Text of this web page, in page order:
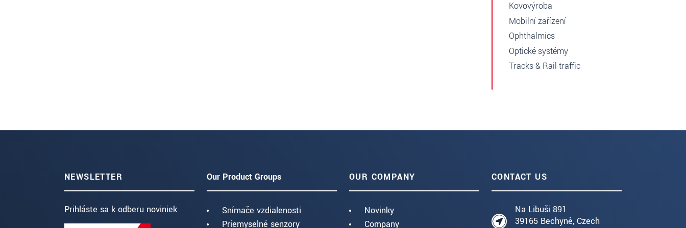
Kovovýroba
Mobilní zařízení
Ophthalmics
Optické systémy
Tracks & Rail traffic
NEWSLETTER
Prihláste sa k odberu noviniek
Our Product Groups
Snímače vzdialenosti
Priemyselné senzory
OUR COMPANY
Novinky
Company
CONTACT US
Na Libuši 891
39165 Bechyně, Czech